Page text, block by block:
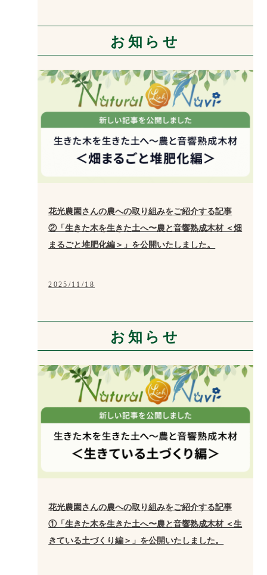
お知らせ
花光農園さんの農への取り組みをご紹介する記事
②「生きた木を生きた土へ〜農と音響熟成木材 ＜畑
まるごと堆肥化編＞」を公開いたしました。
2025/11/18
お知らせ
花光農園さんの農への取り組みをご紹介する記事
①「生きた木を生きた土へ〜農と音響熟成木材 ＜生
きている土づくり編＞」を公開いたしました。